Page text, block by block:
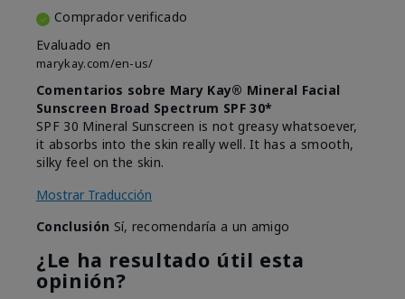
Comprador verificado
Evaluado en
marykay.com/en-us/
Comentarios sobre Mary Kay® Mineral Facial
Sunscreen Broad Spectrum SPF 30*
SPF 30 Mineral Sunscreen is not greasy whatsoever,
it absorbs into the skin really well. It has a smooth,
silky feel on the skin.
Mostrar Traducción
Conclusión Sí, recomendaría a un amigo
¿Le ha resultado útil esta
opinión?